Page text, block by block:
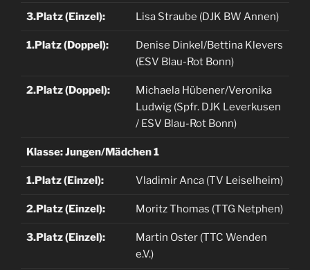
3.Platz (Einzel): Lisa Straube (DJK BW Annen)
1.Platz (Doppel):
Denise Dinkel/Bettina Klevers
(ESV Blau-Rot Bonn)
2.Platz (Doppel):
Michaela Hübener/Veronika
Ludwig (Spfr. DJK Leverkusen
/ ESV Blau-Rot Bonn)
Klasse: Jungen/Mädchen 1
1.Platz (Einzel): Vladimir Anca (TV Leiselheim)
2.Platz (Einzel): Moritz Thomas (TTG Netphen)
3.Platz (Einzel):
Martin Oster (TTC Wenden
e.V.)